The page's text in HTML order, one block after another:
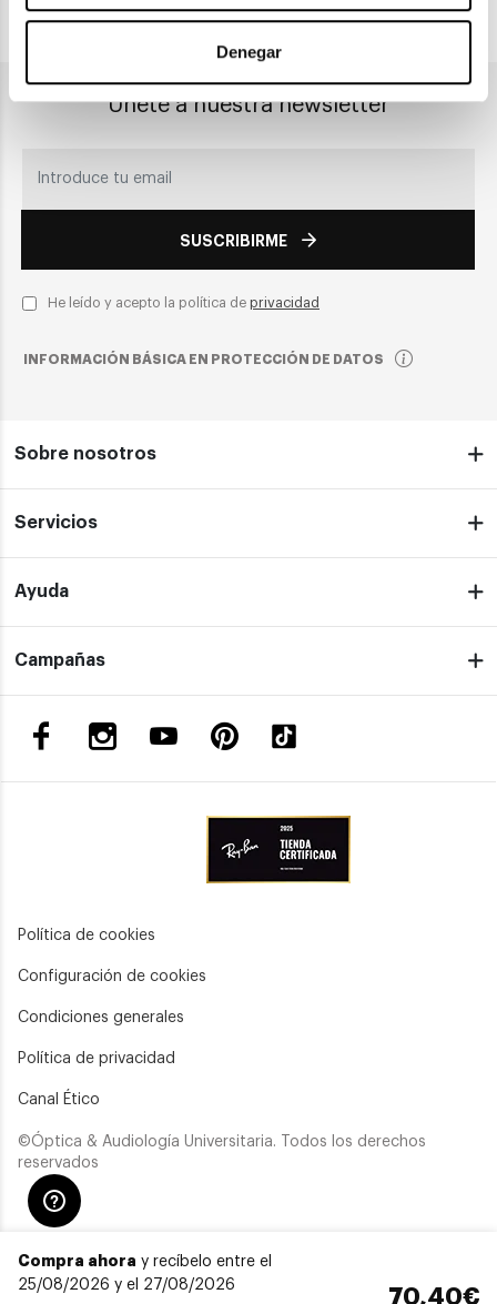
Denegar
Compra ahora y recíbelo entre el
25/08/2026 y el 27/08/2026
70,40€
PAGO SEGURO
Únete a nuestra newsletter
SUSCRIBIRME
He leído y acepto la política de privacidad
INFORMACIÓN BÁSICA EN PROTECCIÓN DE DATOS
Sobre nosotros
Servicios
Ayuda
Campañas
Política de cookies
Configuración de cookies
Condiciones generales
Política de privacidad
Canal Ético
©Óptica & Audiología Universitaria. Todos los derechos
reservados